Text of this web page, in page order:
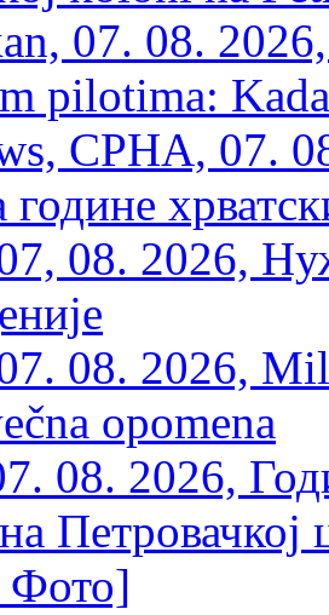
07. 08.
pilotima:
СРНА, 07.
године
08. 2026,
08. 2026,
opomena
08. 2026,
Петровачкој
Фото]